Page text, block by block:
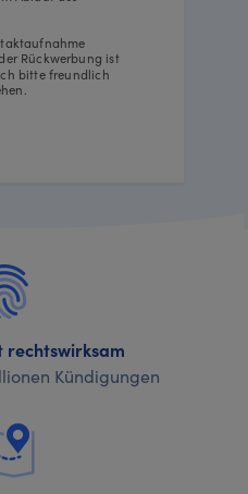
Rückwerbung ist
bitte freundlich
rechtswirksam
Kündigungen